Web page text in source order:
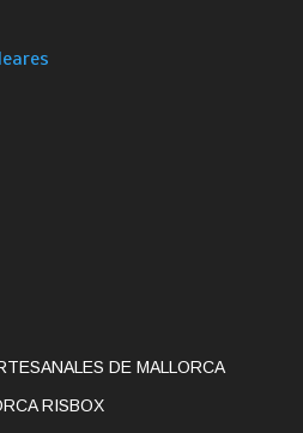
DE MALLORCA
RISBOX